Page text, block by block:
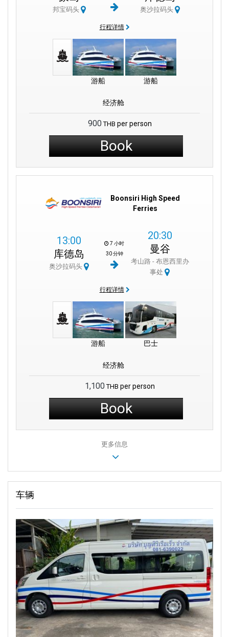
Koh Wai Wonder：潛入 Koh Wai 海底世界充滿活力的海洋生物。
探索羅央島隱藏的瑰寶，真正的度假勝地。
而感到自豪。 我們致力於提供從曼谷到蘭索碼頭的無縫旅程，將您
連接到瑪島和閣骨島的精彩目的地。
體驗我們高速雙體船的便利、舒適的空調和高效的巴士服務。 選擇
Boonsiri 高速渡輪，踏上一段充滿美好回憶和非凡冒險的旅程。 憑
藉我們與達勒機場的聯繫和高效的巡航速度，我們致力於讓您的旅
行體驗盡可能順利。
到自豪。 Boonsiri 高速渡輪致力於尊重環境並保護我們運營地區的
自然美景。
當您與我們一起前往島嶼旅行時，您不僅開始了一次有趣的旅行，
而且還幫助照顧這些美麗的地方。 無論您是從曼谷前往閣骨島，還
是探索瑪島和閣骨島，您都可以依靠 Boonsiri 高速渡輪實現您的旅
行夢想，同時保持世界的美麗。
Boonsiri 高速渡輪不僅僅意味著開始一段有趣的旅程 – 還意味著您
可以選擇 Boonsiri 高速渡輪。 您也為保護這些神奇的地方做出了貢
獻。 您負責任的旅行有助於在您探索瑪島和閣德島等景點時保持其
自然美景完好無損。
邦宝码头 奥沙拉码头
行程详情
游船 游船
经济舱
900 THB per person
Book
Boonsiri High Speed
Ferries
13:00
库德岛
奥沙拉码头
7 小时
30 分钟
20:30
曼谷
考山路 - 布恩西里办
事处
行程详情
游船 巴士
经济舱
1,100 THB per person
Book
更多信息
车辆